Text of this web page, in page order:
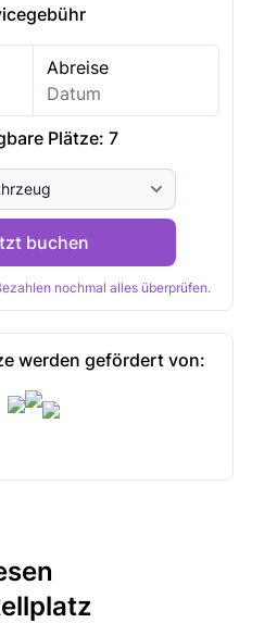
Abreise
Plätze: 7
buchen
nochmal alles überprüfen.
werden gefördert von: